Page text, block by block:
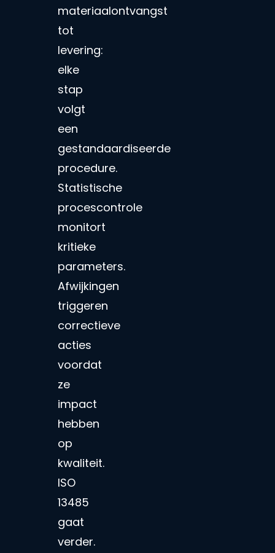
materiaalontvangst
tot
levering:
elke
stap
volgt
een
gestandaardiseerde
procedure.
Statistische
procescontrole
monitort
kritieke
parameters.
Afwijkingen
triggeren
correctieve
acties
voordat
ze
impact
hebben
op
kwaliteit.
ISO
13485
gaat
verder.